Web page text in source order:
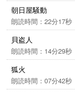
朝日屋騒動
朗読時間：22分17秒
貝盗人
朗読時間：14分29秒
狐火
朗読時間：07分42秒